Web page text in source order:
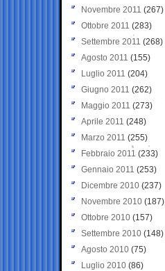
Novembre 2011 (267)
Ottobre 2011 (283)
Settembre 2011 (268)
Agosto 2011 (155)
Luglio 2011 (204)
Giugno 2011 (262)
Maggio 2011 (273)
Aprile 2011 (248)
Marzo 2011 (255)
Febbraio 2011 (233)
Gennaio 2011 (253)
Dicembre 2010 (237)
Novembre 2010 (187)
Ottobre 2010 (157)
Settembre 2010 (148)
Agosto 2010 (75)
Luglio 2010 (86)